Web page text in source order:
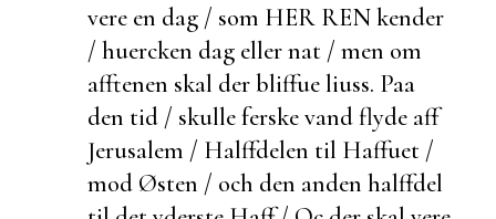
vere en dag / som HER REN kender
/ huercken dag eller nat / men om
afftenen skal der bliffueliuss. Paa
den tid / skulle ferske vand flyde aff
Jerusalem / Halffdelen til Haffuet /
mod Østen / och den anden halffdel